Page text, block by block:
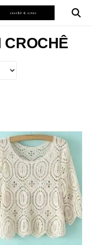
CROCHÊ